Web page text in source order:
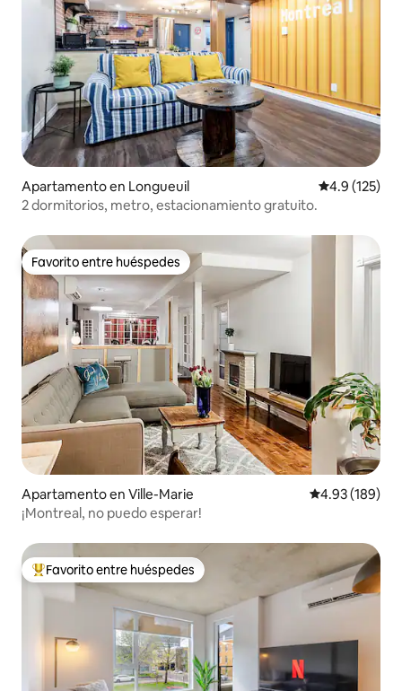
Apartamento en Longueuil Calificación
4.9 (125)
2 dormitorios, metro, estacionamiento gratuito.
Favorito entre huéspedes
Favorito entre huéspedes
Apartamento en Ville-Marie Calificación
4.93 (189)
¡Montreal, no puedo esperar!
Favorito entre huéspedes preferido
Favorito entre huéspedes